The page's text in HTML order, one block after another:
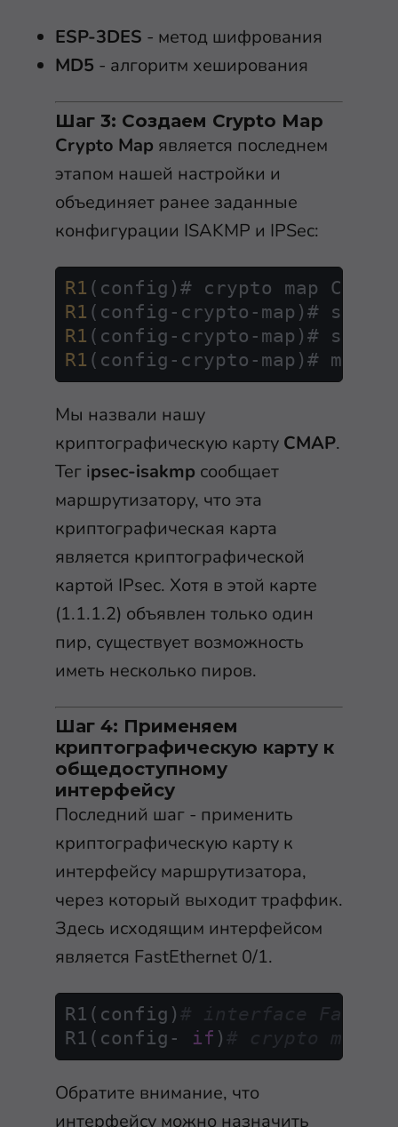
ESP-3DES - метод шифрования
MD5 - алгоритм хеширования
Шаг 3: Создаем Crypto Map
Crypto Map является последнем
этапом нашей настройки и
объединяет ранее заданные
конфигурации ISAKMP и IPSec:
R1 (config)# crypto map CMAP
R1 (config-crypto-map)# set
R1 (config-crypto-map)# set
R1 (config-crypto-map)#
Мы назвали нашу
криптографическую карту CMAP.
Тег ipsec-isakmp сообщает
маршрутизатору, что эта
криптографическая карта
является криптографической
картой IPsec. Хотя в этой карте
(1.1.1.2) объявлен только один
пир, существует возможность
иметь несколько пиров.
Шаг 4: Применяем
криптографическую карту к
общедоступному
интерфейсу
Последний шаг - применить
криптографическую карту к
интерфейсу маршрутизатора,
через который выходит траффик.
Здесь исходящим интерфейсом
является FastEthernet 0/1.
R1(config) # interface
R1(config- if ) # crypto map
Обратите внимание, что
интерфейсу можно назначить